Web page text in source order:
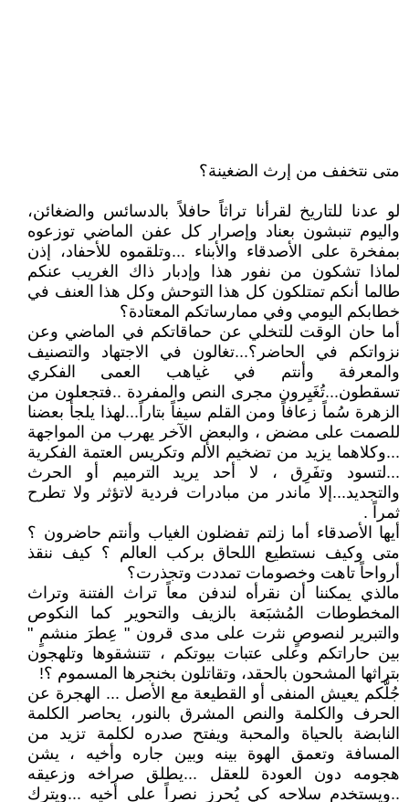
متى نتخفف من إرث الضغينة؟
لو عدنا للتاريخ لقرأنا تراثاً حافلاً بالدسائس والضغائن،
واليوم تنبشون بعناد وإصرار كل عفن الماضي توزعوه
بمفخرة على الأصدقاء والأبناء ...وتلقموه للأحفاد، إذن
لماذا تشكون من نفور هذا وإدبار ذاك الغريب عنكم
طالما أنكم تمتلكون كل هذا التوحش وكل هذا العنف في
خطابكم اليومي وفي ممارساتكم المعتادة؟
أما حان الوقت للتخلي عن حماقاتكم في الماضي وعن
نزواتكم في الحاضر؟...تغالون في الاجتهاد والتصنيف
والمعرفة وأنتم في غياهب العمى الفكري
تسقطون...تُغَيِرون مجرى النص والمفردة ..فتجعلون من
الزهرة سُماً زعافاً ومن القلم سيفاً بتاراً...لهذا يلجأ بعضنا
للصمت على مضض ، والبعض الآخر يهرب من المواجهة
...وكلاهما يزيد من تضخيم الألم وتكريس العتمة الفكرية
...لتسود وتفَرِق ، لا أحد يريد الترميم أو الحرث
والتجديد...إلا ماندر من مبادرات فردية لاتؤثر ولا تطرح
ثمراً .
أيها الأصدقاء أما زلتم تفضلون الغياب وأنتم حاضرون ؟
متى وكيف نستطيع اللحاق بركب العالم ؟ كيف ننقذ
أرواحاً تاهت وخصومات تمددت وتجذرت؟
مالذي يمكننا أن نقرأه لندفن معاً تراث الفتنة وتراث
المخطوطات المُشبَعة بالزيف والتحوير كما النكوص
والتبرير لنصوصٍ نثرت على مدى قرون " عِطرَ منشمٍ "
بين حاراتكم وعلى عتبات بيوتكم ، تتنشقوها وتلهجون
بتراثها المشحون بالحقد، وتقاتلون بخنجرها المسموم ؟!
جُلَّكم يعيش المنفى أو القطيعة مع الأصل ... الهجرة عن
الحرف والكلمة والنص المشرق بالنور، يحاصر الكلمة
النابضة بالحياة والمحبة ويفتح صدره لكلمة تزيد من
المسافة وتعمق الهوة بينه وبين جاره وأخيه ، يشن
هجومه دون العودة للعقل ...يطلق صراخه وزعيقه
..ويستخدم سلاحه كي يُحرِز نصراً على أخيه ...ويترك